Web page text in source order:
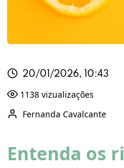
20/01/2026, 10:43
1138 vizualizações
Fernanda Cavalcante
Entenda os